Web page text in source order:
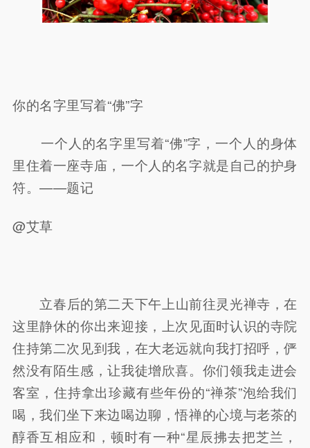
你的名字里写着“佛”字
一个人的名字里写着“佛”字，一个人的身体
里住着一座寺庙，一个人的名字就是自己的护身
符。——题记
@艾草
立春后的第二天下午上山前往灵光禅寺，在
这里静休的你出来迎接，上次见面时认识的寺院
住持第二次见到我，在大老远就向我打招呼，俨
然没有陌生感，让我徒增欣喜。你们领我走进会
客室，住持拿出珍藏有些年份的“禅茶”泡给我们
喝，我们坐下来边喝边聊，悟禅的心境与老茶的
醇香互相应和，顿时有一种“星辰拂去把芝兰，